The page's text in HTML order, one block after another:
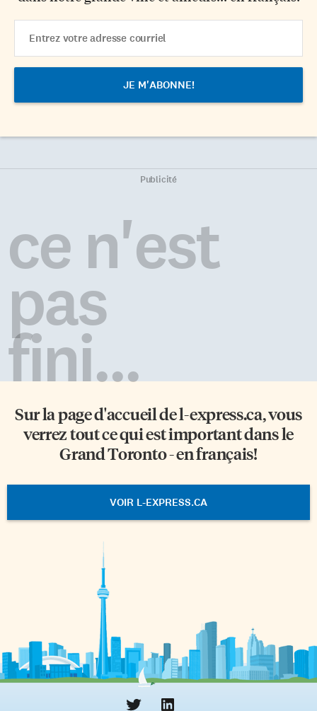
Address
Publicité
ce n'est
pas
fini...
Sur la page d'accueil del-express.ca, vous
verrez tout ce qui est important dans le
Grand Toronto - en français!
VOIR L-EXPRESS.CA